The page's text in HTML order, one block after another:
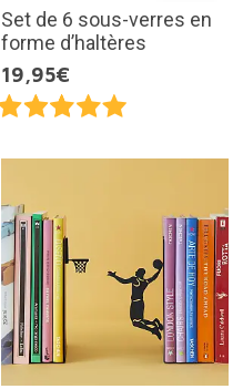
Set de 6 sous-verres en
forme d’haltères
19,95€